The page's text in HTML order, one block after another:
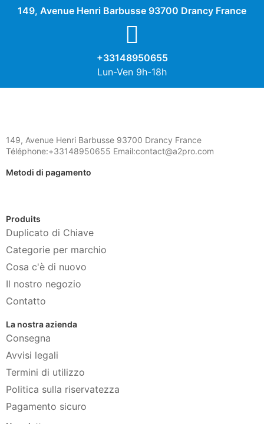
149, Avenue Henri Barbusse 93700 Drancy France
+33148950655
Lun-Ven 9h-18h
149, Avenue Henri Barbusse 93700 Drancy France
Téléphone:+33148950655 Email:contact@a2pro.com
Metodi di pagamento
Produits
Duplicato di Chiave
Categorie per marchio
Cosa c'è di nuovo
Il nostro negozio
Contatto
La nostra azienda
Consegna
Avvisi legali
Termini di utilizzo
Politica sulla riservatezza
Pagamento sicuro